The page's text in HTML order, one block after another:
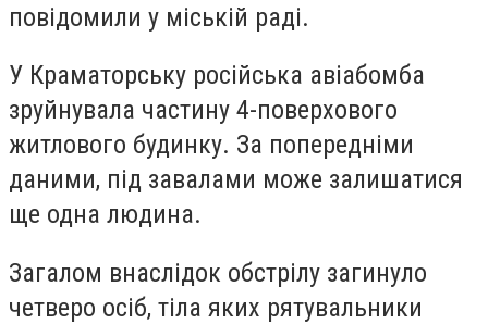
повідомили у міській раді.
У Краматорську російська авіабомба
зруйнувала частину 4-поверхового
житлового будинку. За попередніми
даними, під завалами може залишатися
ще одна людина.
Загалом внаслідок обстрілу загинуло
четверо осіб, тіла яких рятувальники